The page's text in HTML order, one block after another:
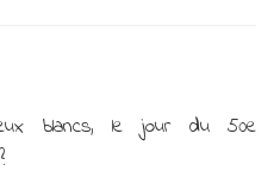
blancs, le jour du 50e